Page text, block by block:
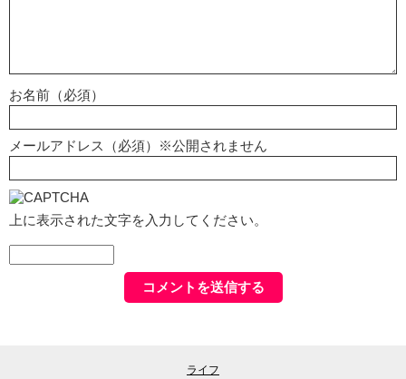
お名前（必須）
メールアドレス（必須）※公開されません
上に表示された文字を入力してください。
ライフ